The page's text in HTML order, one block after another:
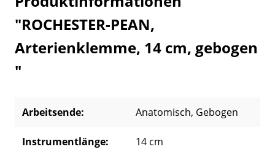
"ROCHESTER-PEAN,
Arterienklemme, 14 cm, gebogen
"
Arbeitsende: Anatomisch, Gebogen
Instrumentlänge: 14 cm